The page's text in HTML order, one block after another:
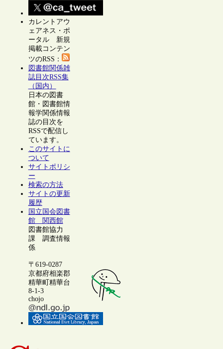
カレントアウ
ェアネス・ポ
ータル 新規
掲載コンテン
ツのRSS：
図書館関係雑
誌目次RSS集
（国内）
日本の図書
館・図書館情
報学関係情報
誌の目次を
RSSで配信し
ています。
このサイトに
ついて
サイトポリシ
ー
検索の方法
サイトの更新
履歴
国立国会図書
館 関西館
図書館協力
課 調査情報
係
〒619-0287
京都府相楽郡
精華町精華台
8-1-3
chojo